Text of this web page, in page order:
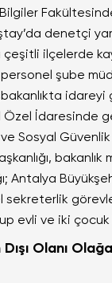
denetçi
ilçelerde
personel şube
idareyi
Özel İdaresinde
Sosyal Güvenlik
bakanlık
Antalya
sekreterlik
evli ve iki çocuk
Olanı